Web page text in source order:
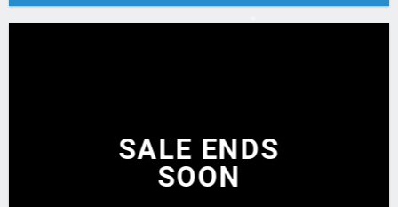
SALE ENDS
SOON